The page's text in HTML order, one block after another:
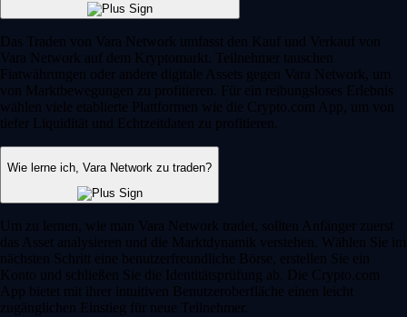
Das Traden von Vara Network umfasst den Kauf und Verkauf von
Vara Network auf dem Kryptomarkt. Teilnehmer tauschen
Fiatwährungen oder andere digitale Assets gegen Vara Network, um
von Marktbewegungen zu profitieren. Für ein reibungsloses Erlebnis
wählen viele etablierte Plattformen wie die Crypto.com App, um von
tiefer Liquidität und Echtzeitdaten zu profitieren.
Wie lerne ich, Vara Network zu traden?
Um zu lernen, wie man Vara Network tradet, sollten Anfänger zuerst
das Asset analysieren und die Marktdynamik verstehen. Wählen Sie im
nächsten Schritt eine benutzerfreundliche Börse, erstellen Sie ein
Konto und schließen Sie die Identitätsprüfung ab. Die Crypto.com
App bietet mit ihrer intuitiven Benutzeroberfläche einen leicht
zugänglichen Einstieg für neue Teilnehmer.